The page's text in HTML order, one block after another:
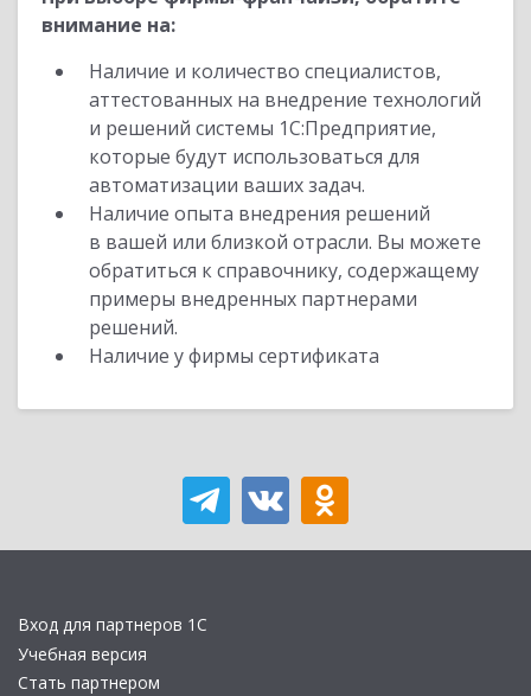
внимание на:
Наличие и количество специалистов,
аттестованных на внедрение технологий
и решений системы 1С:Предприятие,
которые будут использоваться для
автоматизации ваших задач.
Наличие опыта внедрения решений
в вашей или близкой отрасли. Вы можете
обратиться к справочнику, содержащему
примеры внедренных партнерами
решений.
Наличие у фирмы сертификата
Вход для партнеров 1С
Учебная версия
Стать партнером